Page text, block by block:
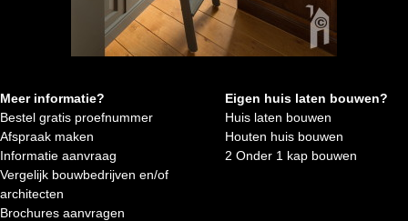
Meer informatie?
Bestel gratis proefnummer
Afspraak maken
Informatie aanvraag
Vergelijk bouwbedrijven en/of
architecten
Brochures aanvragen
Eigen huis laten bouwen?
Huis laten bouwen
Houten huis bouwen
2 Onder 1 kap bouwen